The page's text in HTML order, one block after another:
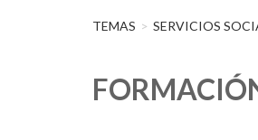
TEMAS SERVICIOS